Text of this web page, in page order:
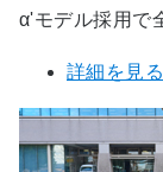
α'モデル採用で
詳細を見る